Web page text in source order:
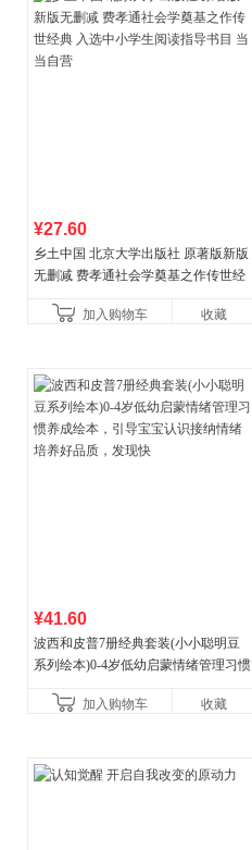
¥27.60
乡土中国 北京大学出版社 原著版新版
无删减 费孝通社会学奠基之作传世经
加入购物车 收藏
¥41.60
波西和皮普7册经典套装(小小聪明豆
系列绘本)0-4岁低幼启蒙情绪管理习惯
养好品质，发现快
加入购物车 收藏